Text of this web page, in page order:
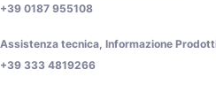
+39 0187 955108
Assistenza tecnica, Informazione
+39 333 4819266